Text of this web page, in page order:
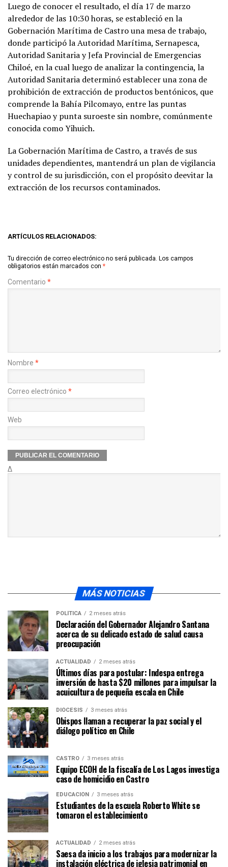
Luego de conocer el resultado, el día 17 de marzo
alrededor de las 10:30 horas, se estableció en la
Gobernación Marítima de Castro una mesa de trabajo,
donde participó la Autoridad Marítima, Sernapesca,
Autoridad Sanitaria y Jefa Provincial de Emergencias
Chiloé, en la cual luego de analizar la contingencia, la
Autoridad Sanitaria determinó establecer una zona de
prohibición de extracción de productos bentónicos, que
comprende la Bahía Pilcomayo, entre las puntas
Huechapiao y punta suroeste sin nombre, comúnmente
conocida como Yihuich.
La Gobernación Marítima de Castro, a través de sus
unidades dependientes, mantendrá un plan de vigilancia
y control de su jurisdicción, con el propósito deevitar la
extracción de los recursos contaminados.
ARTÍCULOS RELACIONADOS:
Tu dirección de correo electrónico no será publicada. Los campos
obligatorios están marcados con *
Comentario *
Nombre *
Correo electrónico *
Web
Δ
MÁS NOTICIAS
POLÍTICA 2 meses atrás
Declaración del Gobernador Alejandro Santana
acerca de su delicado estado de salud causa
preocupación
ACTUALIDAD 2 meses atrás
Últimos días para postular: Indespa entrega
inversión de hasta $20 millones para impulsar la
acuicultura de pequeña escala en Chile
DIÓCESIS 3 meses atrás
Obispos llaman a recuperar la paz social y el
diálogo político en Chile
CASTRO 3 meses atrás
Equipo ECOH de la fiscalía de Los Lagos investiga
caso de homicidio en Castro
EDUCACIÓN 3 meses atrás
Estudiantes de la escuela Roberto White se
tomaron el establecimiento
ACTUALIDAD 2 meses atrás
Saesa da inicio a los trabajos para modernizar la
instalación eléctrica de iglesia patrimonial en